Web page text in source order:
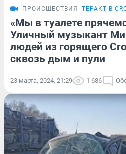
ПРОИСШЕСТВИЯ ТЕРАКТ В
«Мы в туалете
Уличный музыкант
людей из горящего
сквозь дым и пули
23 марта, 2024, 21:29 1 686